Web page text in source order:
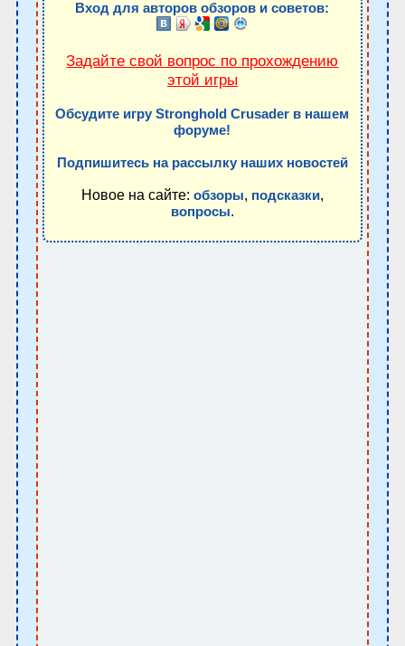
Вход для авторов обзоров и советов:
Задайте свой вопрос по прохождению
этой игры
Обсудите игру Stronghold Crusader в нашем
форуме!
Подпишитесь на рассылку наших новостей
Новое на сайте: обзоры, подсказки,
вопросы.